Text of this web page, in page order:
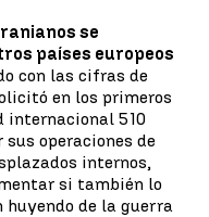
se
países europeos
con las cifras de
en los primeros
internacional 510
operaciones de
internos,
si también lo
de la guerra